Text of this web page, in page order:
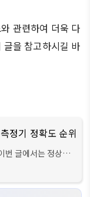
관련하여 더욱 다
을 참고하시길 바
정기 정확도 순위
번 글에서는 정상적
되는 대표적이 혈당
교 순위에 대해서 자
다. 글의 순